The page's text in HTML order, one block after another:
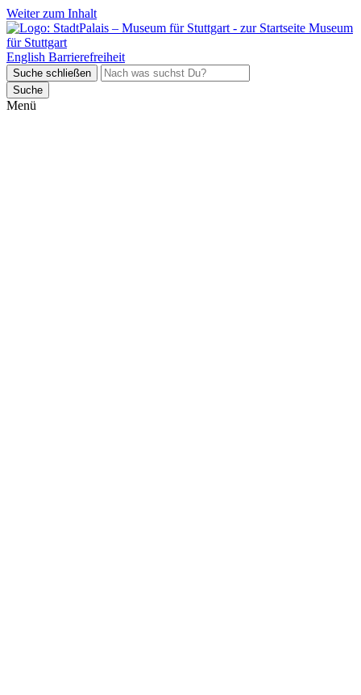
Weiter zum Inhalt
Museum
für Stuttgart
English Barrierefreiheit
Suche schließen
Suche
Menü